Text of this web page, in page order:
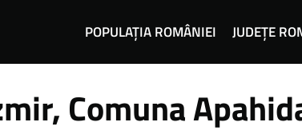
POPULAȚIA ROMÂNIEI JUDEȚE
Comuna